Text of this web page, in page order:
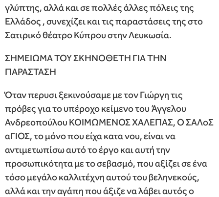
γλύπτης, αλλά και σε πολλές άλλες πόλεις της
Ελλάδος , συνεχίζει και τις παραστάσεις της στο
Σατιρικό θέατρο Κύπρου στην Λευκωσία.
ΣΗΜΕΙΩΜΑ ΤΟΥ ΣΚΗΝΟΘΕΤΗ ΓΙΑ ΤΗΝ
ΠΑΡΑΣΤΑΣΗ
Όταν περυσι ξεκινούσαμε με τον Γιώργη τις
πρόβες για το υπέροχο κείμενο του Άγγελου
Ανδρεοπούλου ΚΟΙΜΩΜΕΝΟΣ ΧΑΛΕΠΑΣ, Ο ΣΑΛοΣ
αΓΙΟΣ, το μόνο που είχα κατα νου, είναι να
αντιμετωπίσω αυτό το έργο και αυτή την
προσωπικότητα με το σεβασμό, που αξίζει σε ένα
τόσο μεγάλο καλλιτέχνη αυτού του βεληνεκούς,
αλλά και την αγάπη που άξιζε να λάβει αυτός ο